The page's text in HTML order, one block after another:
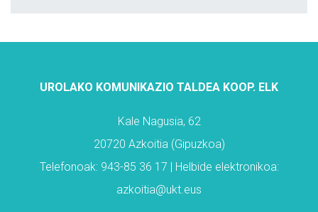
UROLAKO KOMUNIKAZIO TALDEA KOOP. ELK
Kale Nagusia, 62
20720 Azkoitia (Gipuzkoa)
Telefonoak: 943-85 36 17 | Helbide elektronikoa:
azkoitia@ukt.eus